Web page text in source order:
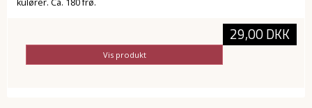
kulører. Ca. 180 frø.
29,00 DKK
Vis produkt